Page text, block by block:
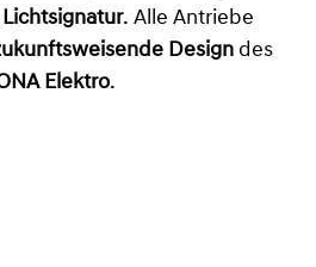
. Alle Antriebe
Designdes
Elektro.